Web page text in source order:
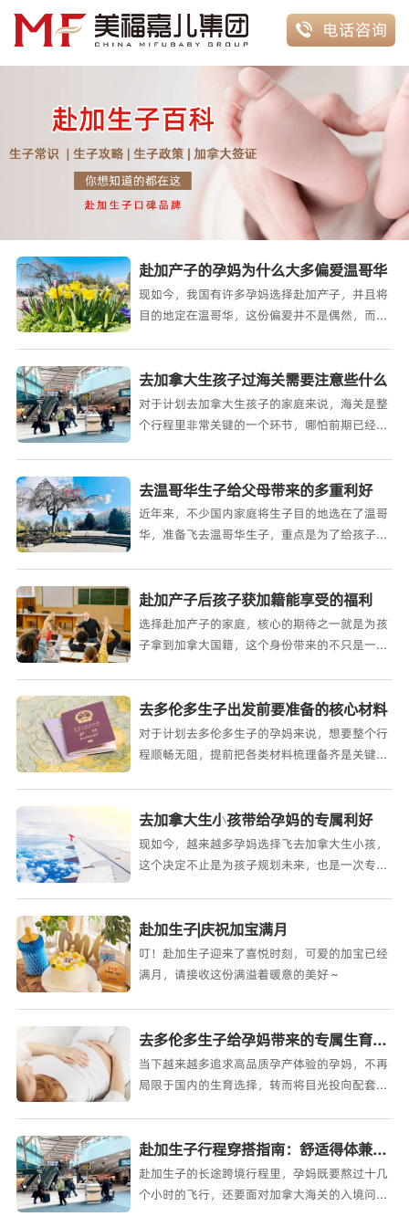
 电话咨询
赴加产子的孕妈为什么大多偏爱温哥华
现如今，我国有许多孕妈选择赴加产子，并且将
目的地定在温哥华，这份偏爱并不是偶然，而是
去加拿大生孩子过海关需要注意些什么
对于计划去加拿大生孩子的家庭来说，海关是整
个行程里非常关键的一个环节，哪怕前期已经预
去温哥华生子给父母带来的多重利好
近年来，不少国内家庭将生子目的地选在了温哥
华，准备飞去温哥华生子，重点是为了给孩子拿
赴加产子后孩子获加籍能享受的福利
选择赴加产子的家庭，核心的期待之一就是为孩
子拿到加拿大国籍，这个身份带来的不只是一本
去多伦多生子出发前要准备的核心材料
对于计划去多伦多生子的孕妈来说，想要整个行
程顺畅无阻，提前把各类材料梳理备齐是关键的
去加拿大生小孩带给孕妈的专属利好
现如今，越来越多孕妈选择飞去加拿大生小孩，
这个决定不止是为孩子规划未来，也是一次专属
赴加生子|庆祝加宝满月
叮！赴加生子迎来了喜悦时刻，可爱的加宝已经
满月，请接收这份满溢着暖意的美好～
去多伦多生子给孕妈带来的专属生育利好
当下越来越多追求高品质孕产体验的孕妈，不再
局限于国内的生育选择，转而将目光投向配套成
赴加生子行程穿搭指南：舒适得体兼顾通关好感
赴加生子的长途跨境行程里，孕妈既要熬过十几
个小时的飞行，还要面对加拿大海关的入境问